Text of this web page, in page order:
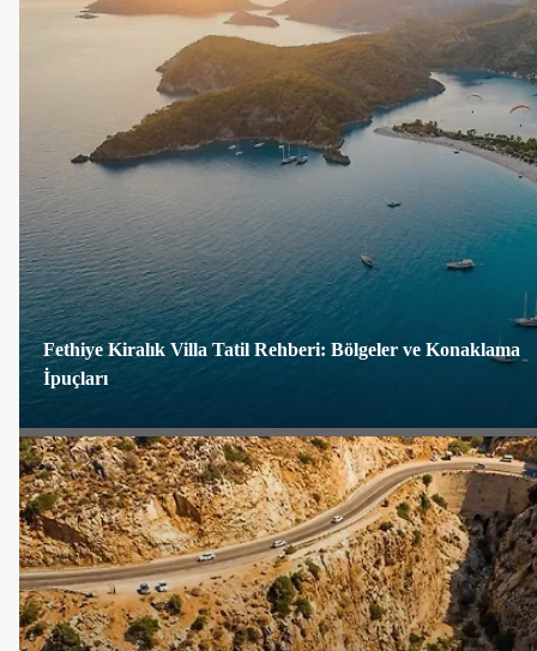
Fethiye Kiralık Villa Tatil Rehberi: Bölgeler ve Konaklama
İpuçları